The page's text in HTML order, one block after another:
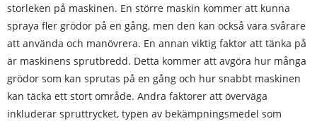
storleken på maskinen. En större maskin kommer att kunna
spraya fler grödor på en gång, men den kan också vara svårare
att använda och manövrera. En annan viktig faktor att tänka på
är maskinens sprutbredd. Detta kommer att avgöra hur många
grödor som kan sprutas på en gång och hur snabbt maskinen
kan täcka ett stort område. Andra faktorer att överväga
inkluderar spruttrycket, typen av bekämpningsmedel som